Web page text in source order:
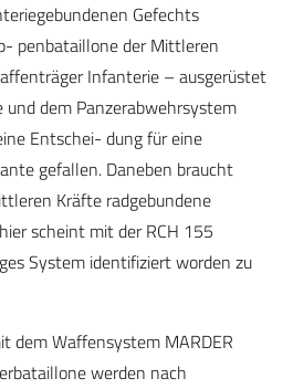
Gefechts
penbataillone der Mittleren
Infanterie – ausgerüstet
dem Panzerabwehrsystem
Entschei- dung für eine
gefallen. Daneben braucht
Kräfte radgebundene
scheint mit der RCH 155
System identifiziert worden zu
dem Waffensystem MARDER
werden nach